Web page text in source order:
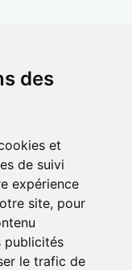
des
et
de suivi
expérience
site, pour
publicités
le trafic de